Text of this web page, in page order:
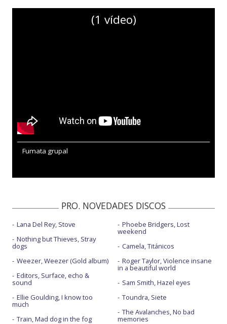
(1 vídeo)
Fumata grupal
PRO. NOVEDADES DISCOS
Lana Del Rey, Stove
Nothing but Thieves, Stray
dogs
Weezer, Weezer (Gold album)
Editors, Surface, echo &
sound
Ellie Goulding, I know too
much
Train, Mad dog in the fog
Phoebe Bridgers, Lost
weekend
Camela, Titánicos
Roger Taylor, Violence insane
in a beautiful world
Sam Smith, Hazel eyes
Toundra, Siete
The Avalanches, No bad
memories